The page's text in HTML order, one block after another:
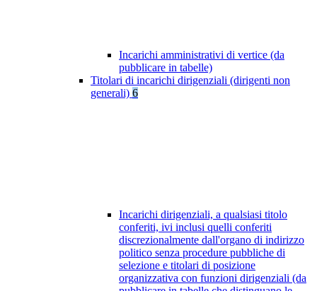
Incarichi amministrativi di vertice (da
pubblicare in tabelle)
Titolari di incarichi dirigenziali (dirigenti non
generali) 6
Incarichi dirigenziali, a qualsiasi titolo
conferiti, ivi inclusi quelli conferiti
discrezionalmente dall'organo di indirizzo
politico senza procedure pubbliche di
selezione e titolari di posizione
organizzativa con funzioni dirigenziali (da